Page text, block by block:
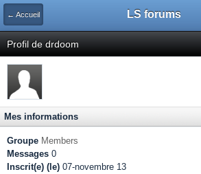
← Accueil LS forums
Profil de drdoom
Mes informations
Groupe Members
Messages 0
Inscrit(e) (le) 07-novembre 13